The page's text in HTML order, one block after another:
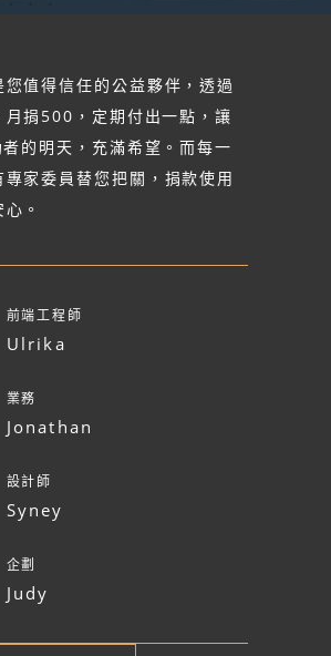
值得信任的公益夥伴，透過
月捐500，定期付出一點，讓
的明天，充滿希望。而每一
家委員替您把關，捐款使用
。
前端工程師
Ulrika
業務
Jonathan
設計師
Syney
企劃
Judy